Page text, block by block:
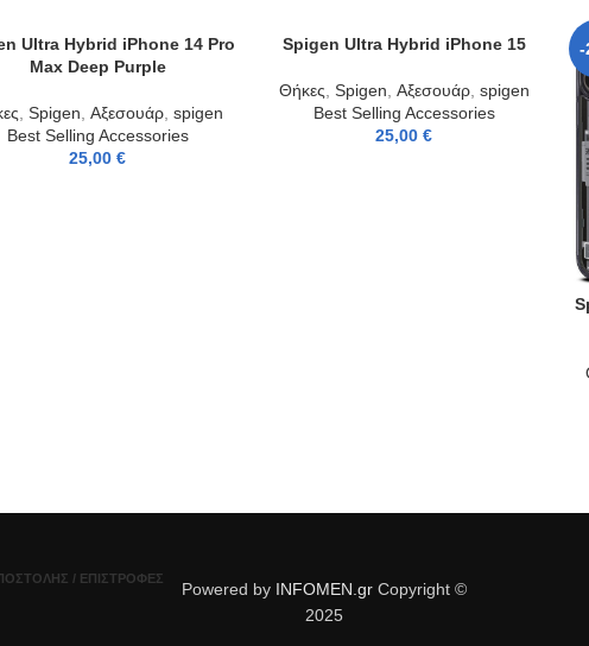
CART
Ultra Hybrid iPhone 14 Pro
Max Deep Purple
Spigen Αξεσουάρ, spigen
Best Selling Accessories
25,00 €
ADD TO CART
Spigen Ultra Hybrid iPhone 15
Θήκες Spigen Αξεσουάρ, spigen
Best Selling Accessories
25,00 €
-
/ ΕΠΙΣΤΡΟΦΈΣ
Powered by INFOMEN.grCopyright ©
2025